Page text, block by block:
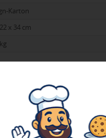
Karton
x 34 cm